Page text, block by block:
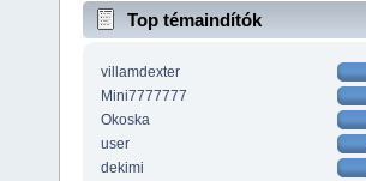
Top témaindítók
villamdexter
Mini7777777
Okoska
user
dekimi